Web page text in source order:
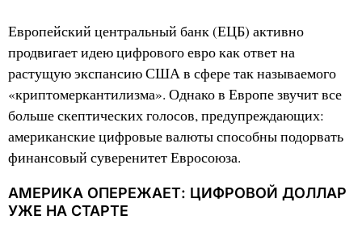
Европейский центральный банк (ЕЦБ) активно
продвигает идею цифрового евро как ответ на
растущую экспансию США в сфере так называемого
«криптомеркантилизма». Однако в Европе звучит все
больше скептических голосов, предупреждающих:
американские цифровые валюты способны подорвать
финансовый суверенитет Евросоюза.
АМЕРИКА ОПЕРЕЖАЕТ: ЦИФРОВОЙ ДОЛЛАР
УЖЕ НА СТАРТЕ